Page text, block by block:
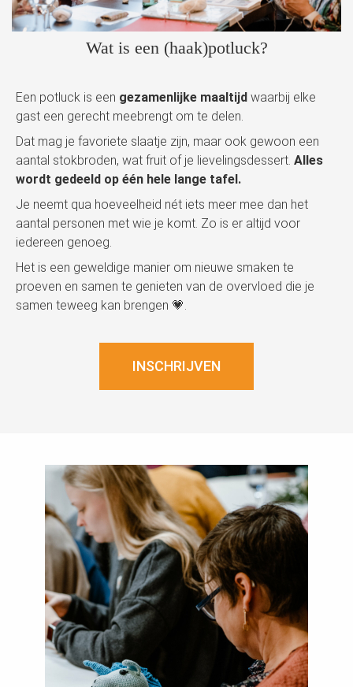
Wat is een (haak)potluck?
Een potluck is een gezamenlijke maaltijd waarbij elke
gast een gerecht meebrengt om te delen.
Dat mag je favoriete slaatje zijn, maar ook gewoon een
aantal stokbroden, wat fruit of je lievelingsdessert. Alles
wordt gedeeld op één hele lange tafel.
Je neemt qua hoeveelheid nét iets meer mee dan het
aantal personen met wie je komt. Zo is er altijd voor
iedereen genoeg.
Het is een geweldige manier om nieuwe smaken te
proeven en samen te genieten van de overvloed die je
samen teweeg kan brengen 💗.
INSCHRIJVEN